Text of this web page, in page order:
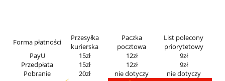
Forma płatności
Przesyłka
kurierska
Paczka
pocztowa
List polecony
priorytetowy
PayU
15zł 12zł
9zł
Przedpłata
15zł 12zł
9zł
Pobranie
20zł nie dotyczy nie dotyczy